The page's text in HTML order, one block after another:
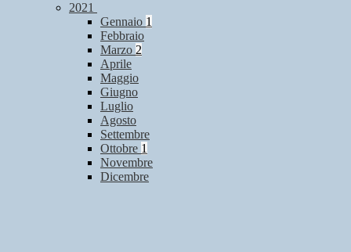
2021
Gennaio 1
Febbraio
Marzo 2
Aprile
Maggio
Giugno
Luglio
Agosto
Settembre
Ottobre 1
Novembre
Dicembre